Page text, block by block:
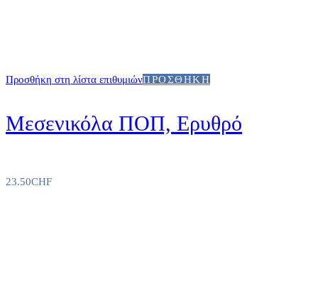
Προσθήκη στη λίστα επιθυμιώνΠΡΟΣΘΉΚΗ
Μεσενικόλα ΠΟΠ, Ερυθρό
23.50CHF